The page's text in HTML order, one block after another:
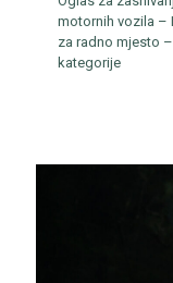
motornih vozila –
za radno mjesto
kategorije